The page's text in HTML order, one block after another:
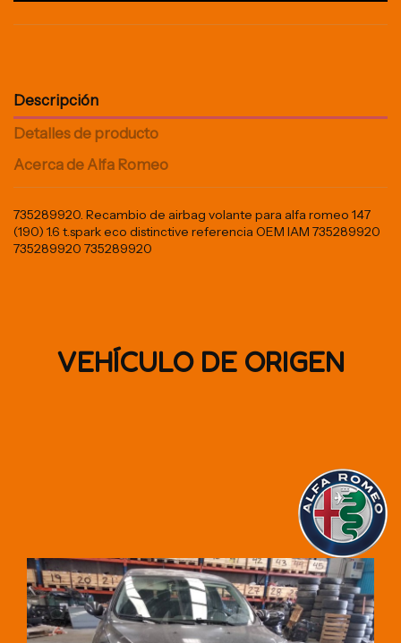
Descripción
Detalles de producto
Acerca de Alfa Romeo
735289920. Recambio de airbag volante para alfa romeo 147
(190) 1.6 t.spark eco distinctive referencia OEM IAM 735289920
735289920 735289920
VEHÍCULO DE ORIGEN